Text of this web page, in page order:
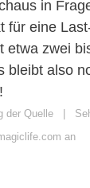
in
für eine
etwa zwei
bleibt also
der Quelle
an